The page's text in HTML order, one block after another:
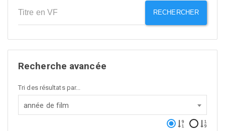
RECHERCHER
Recherche avancée
Tri des résultats par...
année de film